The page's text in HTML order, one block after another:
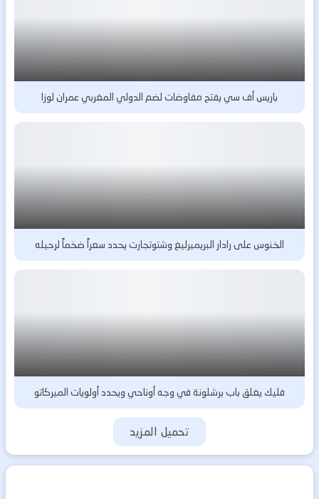
باريس أف سي يفتح مفاوضات لضم الدولي المغربي عمران لوزا
الخنوس على رادار البريميرليغ وشتوتجارت يحدد سعراً ضخماً لرحيله
فليك يغلق باب برشلونة في وجه أوناحي ويحدد أولويات الميركاتو
تحميل المزيد